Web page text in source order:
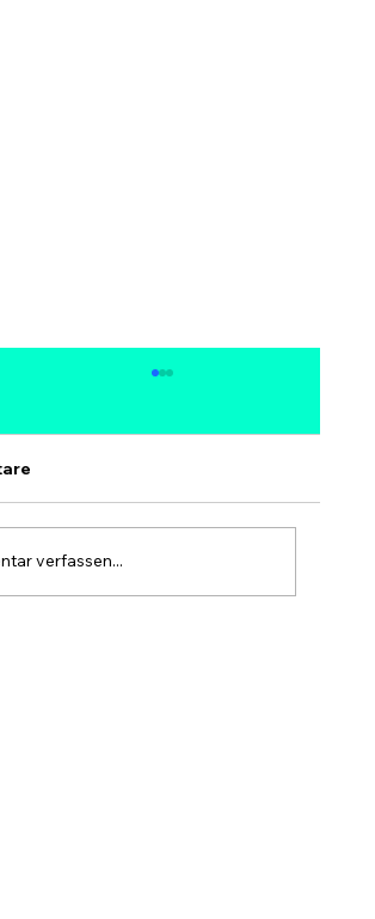
Million Dollar pro Bitcoin ist
kurzfristiges Ziel. Bei 1 Mio. USD
Bitcoin eine Marktkapitalisierung von
verfassen...